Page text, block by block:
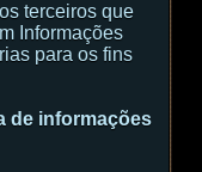
terceiros que
Informações
para os fins
de informações